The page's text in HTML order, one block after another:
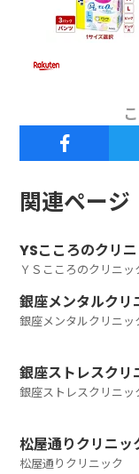
関連ページ
YSこころのクリ
ＹＳこころのクリニッ
銀座メンタルクリ
銀座メンタルクリニッ
銀座ストレスクリ
銀座ストレスクリニッ
松屋通りクリニッ
松屋通りクリニック